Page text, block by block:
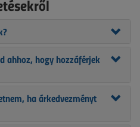
ahhoz, hogy hozzáférjek
ha árkedvezményt